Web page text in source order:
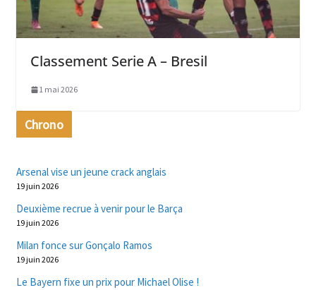
Classement Serie A – Bresil
1 mai 2026
Chrono
Arsenal vise un jeune crack anglais
19 juin 2026
Deuxième recrue à venir pour le Barça
19 juin 2026
Milan fonce sur Gonçalo Ramos
19 juin 2026
Le Bayern fixe un prix pour Michael Olise !